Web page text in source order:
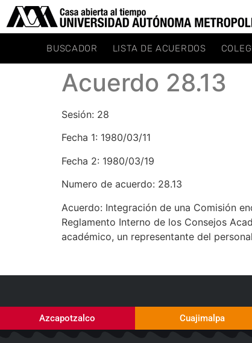
BUSCADOR LISTA DE ACUERDOS
Acuerdo 28.13
Sesión: 28
Fecha 1: 1980/03/11
Fecha 2: 1980/03/19
Numero de acuerdo: 28.13
Acuerdo: Integración de una Comisión
Reglamento Interno de los Consejos
académico, un representante del
Azcapotzalco Cuajimalpa